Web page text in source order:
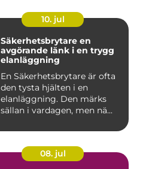
10. jul
Säkerhetsbrytare en
avgörande länk i en trygg
elanläggning
En Säkerhetsbrytare är ofta
den tysta hjälten i en
elanläggning. Den märks
sällan i vardagen, men nä...
08. jul